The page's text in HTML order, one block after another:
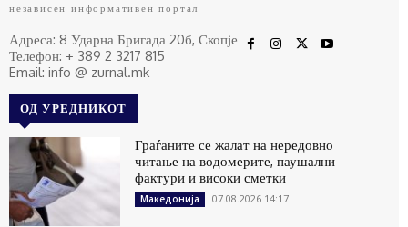
независен информативен портал
Адреса: 8 Ударна Бригада 20б, Скопје
Телефон: + 389 2 3217 815
Email: info @ zurnal.mk
ОД УРЕДНИКОТ
Граѓаните се жалат на нередовно
читање на водомерите, паушални
фактури и високи сметки
Македонија 07.08.2026 14:17